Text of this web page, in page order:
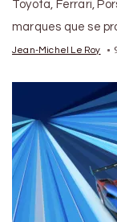
Toyota, Ferrari,
marques que se
Jean-Michel Le Roy